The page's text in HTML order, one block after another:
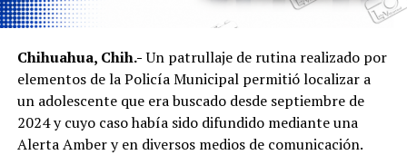
Chihuahua, Chih.-Un patrullaje de rutina realizado por
elementos de la Policía Municipal permitió localizar a
un adolescente que era buscado desde septiembre de
2024 y cuyo caso había sido difundido mediante una
Alerta Amber y en diversos medios de comunicación.